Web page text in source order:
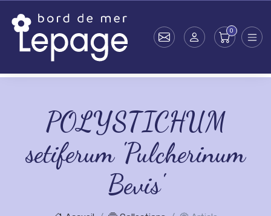
POLYSTICHUM
setiferum 'Pulcherinum
Bevis'